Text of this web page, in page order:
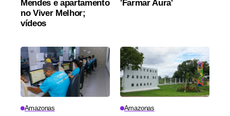
Mendes e apartamento
no Viver Melhor;
vídeos
'Farmar Aura'
Amazonas Amazonas